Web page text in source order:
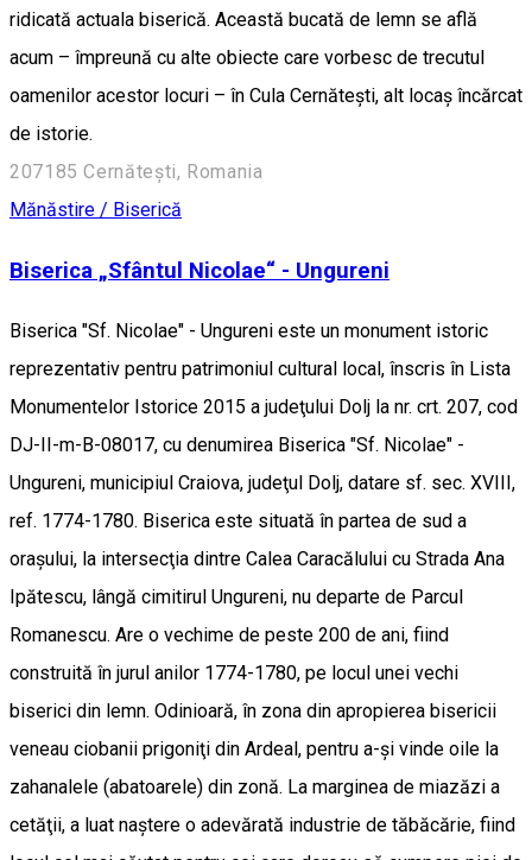
ridicată actuala biserică. Această bucată de lemn se află
acum – împreună cu alte obiecte care vorbesc de trecutul
oamenilor acestor locuri – în Cula Cernătești, alt locaș încărcat
de istorie.
207185 Cernătești, Romania
Mănăstire / Biserică
Biserica „Sfântul Nicolae“ - Ungureni
Biserica "Sf. Nicolae" - Ungureni este un monument istoric
reprezentativ pentru patrimoniul cultural local, înscris în Lista
Monumentelor Istorice 2015 a judeţului Dolj la nr. crt. 207, cod
DJ-II-m-B-08017, cu denumirea Biserica "Sf. Nicolae" -
Ungureni, municipiul Craiova, judeţul Dolj, datare sf. sec. XVIII,
ref. 1774-1780. Biserica este situată în partea de sud a
oraşului, la intersecţia dintre Calea Caracălului cu Strada Ana
Ipătescu, lângă cimitirul Ungureni, nu departe de Parcul
Romanescu. Are o vechime de peste 200 de ani, fiind
construită în jurul anilor 1774-1780, pe locul unei vechi
biserici din lemn. Odinioară, în zona din apropierea bisericii
veneau ciobanii prigoniţi din Ardeal, pentru a-şi vinde oile la
zahanalele (abatoarele) din zonă. La marginea de miazăzi a
cetăţii, a luat naştere o adevărată industrie de tăbăcărie, fiind